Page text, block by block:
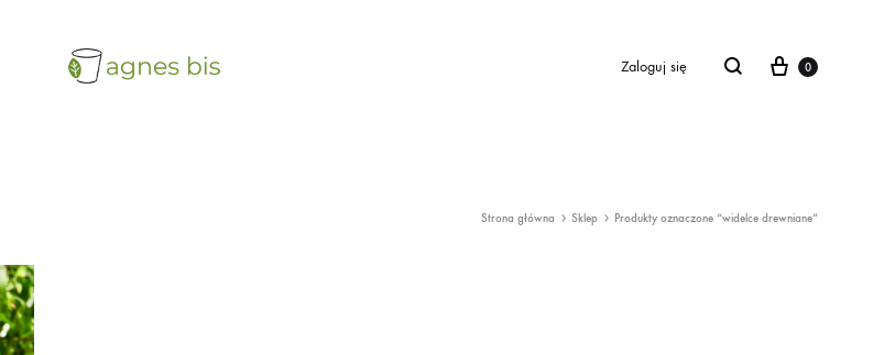
Zaloguj się Cart
0
Strona główna Sklep Produkty oznaczone “widelce drewniane”